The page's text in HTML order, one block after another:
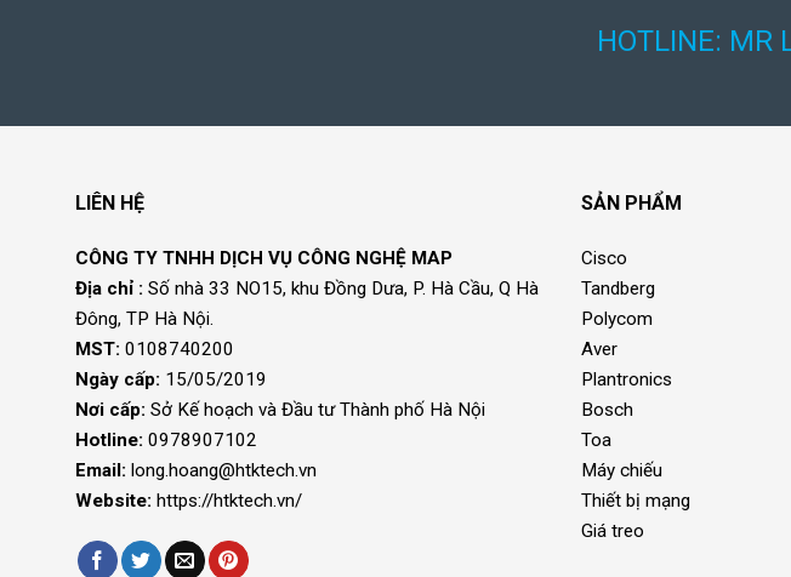
HOTLINE: MR
LIÊN HỆ
CÔNG TY TNHH DỊCH VỤ CÔNG NGHỆ MAP
Địa chỉ : Số nhà 33 NO15, khu Đồng Dưa, P. Hà Cầu, Q Hà
Đông, TP Hà Nội.
MST: 0108740200
Ngày cấp: 15/05/2019
Nơi cấp: Sở Kế hoạch và Đầu tư Thành phố Hà Nội
Hotline: 0978907102
Email: long.hoang@htktech.vn
Website: https://htktech.vn/
SẢN PHẨM
Cisco
Tandberg
Polycom
Aver
Plantronics
Bosch
Toa
Máy chiếu
Thiết bị mạng
Giá treo